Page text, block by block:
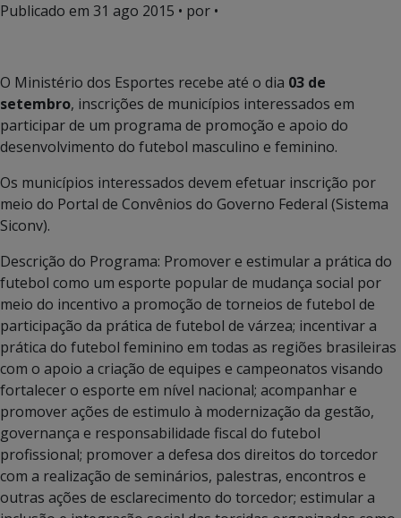
Publicado em 31 ago 2015 • por •
O Ministério dos Esportes recebe até o dia 03 de
setembro, inscrições de municípios interessados em
participar de um programa de promoção e apoio do
desenvolvimento do futebol masculino e feminino.
Os municípios interessados devem efetuar inscrição por
meio do Portal de Convênios do Governo Federal (Sistema
Siconv).
Descrição do Programa: Promover e estimular a prática do
futebol como um esporte popular de mudança social por
meio do incentivo a promoção de torneios de futebol de
participação da prática de futebol de várzea; incentivar a
prática do futebol feminino em todas as regiões brasileiras
com o apoio a criação de equipes e campeonatos visando
fortalecer o esporte em nível nacional; acompanhar e
promover ações de estimulo à modernização da gestão,
governança e responsabilidade fiscal do futebol
profissional; promover a defesa dos direitos do torcedor
com a realização de seminários, palestras, encontros e
outras ações de esclarecimento do torcedor; estimular a